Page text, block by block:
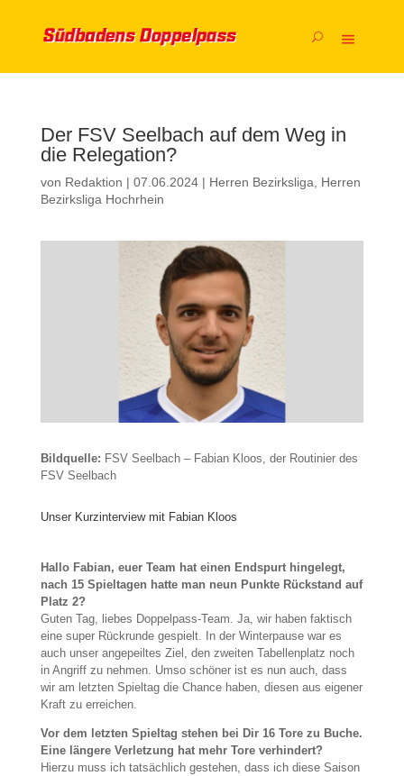
Der FSV Seelbach auf dem Weg in
die Relegation?
von Redaktion | 07.06.2024| Herren Bezirksliga
Herren
Bezirksliga Hochrhein
Bildquelle: FSV Seelbach – Fabian Kloos, der Routinier des
FSV Seelbach
Unser Kurzinterview mit Fabian Kloos
Hallo Fabian, euer Team hat einen Endspurt hingelegt,
nach 15 Spieltagen hatte man neun Punkte Rückstand auf
Platz 2?
Guten Tag, liebes Doppelpass-Team. Ja, wir haben faktisch
eine super Rückrunde gespielt. In der Winterpause war es
auch unser angepeiltes Ziel, den zweiten Tabellenplatz noch
in Angriff zu nehmen. Umso schöner ist es nun auch, dass
wir am letzten Spieltag die Chance haben, diesen aus eigener
Kraft zu erreichen.
Vor dem letzten Spieltag stehen bei Dir 16 Tore zu Buche.
Eine längere Verletzung hat mehr Tore verhindert?
Hierzu muss ich tatsächlich gestehen, dass ich diese Saison